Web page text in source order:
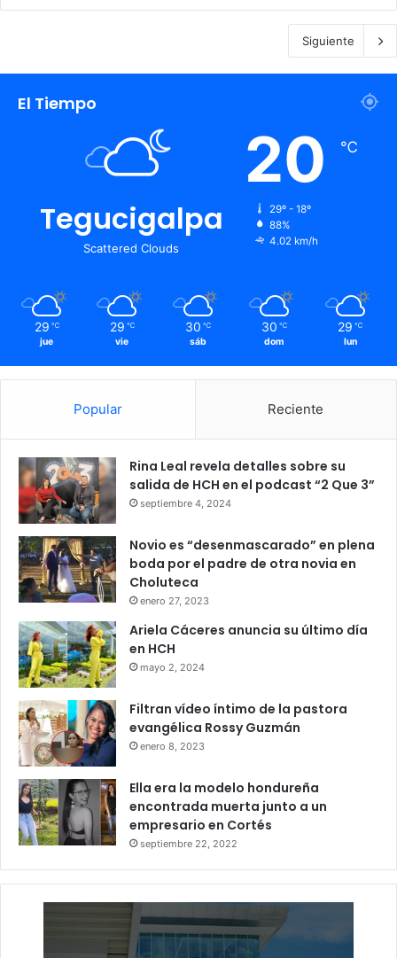
Siguiente
El Tiempo
Tegucigalpa
Scattered Clouds
20 ℃
29º - 18º
88%
4.02 km/h
29 ℃
jue
29 ℃
vie
30 ℃
sáb
30 ℃
dom
29 ℃
lun
Popular Reciente
Rina Leal revela detalles sobre su
salida de HCH en el podcast “2 Que 3”
septiembre 4, 2024
Novio es “desenmascarado” en plena
boda por el padre de otra novia en
Choluteca
enero 27, 2023
Ariela Cáceres anuncia su último día
en HCH
mayo 2, 2024
Filtran vídeo íntimo de la pastora
evangélica Rossy Guzmán
enero 8, 2023
Ella era la modelo hondureña
encontrada muerta junto a un
empresario en Cortés
septiembre 22, 2022